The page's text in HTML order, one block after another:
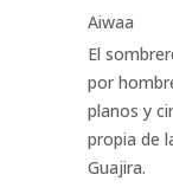
Aiwaa
El
por
planos y
propia de
Guajira.